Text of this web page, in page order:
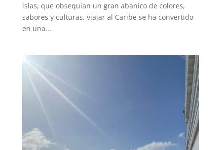
islas, que obsequian un gran abanico de colores,
sabores y culturas, viajar al Caribe se ha convertido
en una...